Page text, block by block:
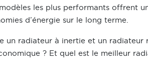
les plus performants offrent
d’énergie sur le long terme.
un radiateur à inertie et un radiateur
? Et quel est le meilleur